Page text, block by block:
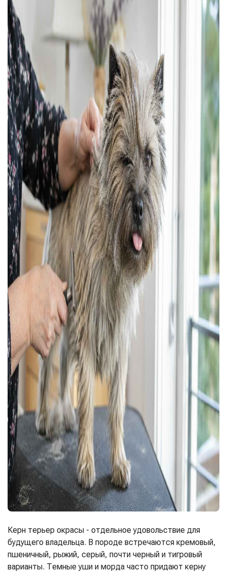
Керн терьер окрасы - отдельное удовольствие для
будущего владельца. В породе встречаются кремовый,
пшеничный, рыжий, серый, почти черный и тигровый
варианты. Темные уши и морда часто придают керну